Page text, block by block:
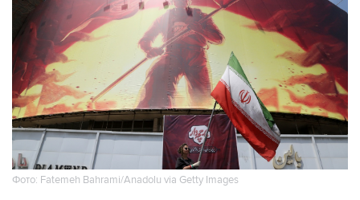
Фото: Fatemeh Bahrami/Anadolu via Getty Images